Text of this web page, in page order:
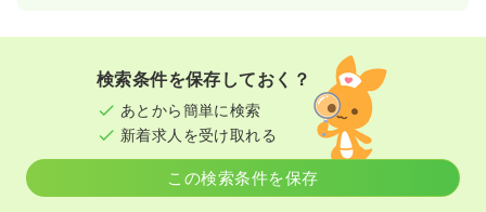
8:30～17:00（休憩60分）
年間休日120日
4週8休以上
オンコールあり
ブランク可
月給30万円以上可
気になる 詳細を見る
検索条件を保存しておく？
あとから簡単に検索
新着求人を受け取れる
この検索条件を保存